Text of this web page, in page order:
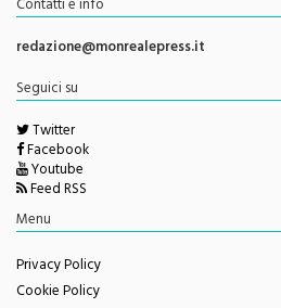
Direttore ResponsabileGiorgio Vaiana
Contatti e info
redazione@monrealepress.it
Seguici su
Twitter
Facebook
Youtube
Feed RSS
Privacy Policy